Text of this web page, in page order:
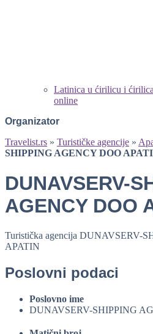
Latinica u ćirilicu i
online
Organizator
Travelist.rs » Turističke agencije »
SHIPPING AGENCY DOO
DUNAVSERV-
AGENCY DOO
Turistička agencija DUNAVSERV-
APATIN
Poslovni podaci
Poslovno ime
DUNAVSERV-SHIPPING